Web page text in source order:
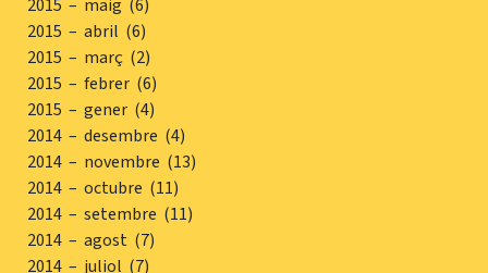
2015 – maig (6)
2015 – abril (6)
2015 – març (2)
2015 – febrer (6)
2015 – gener (4)
2014 – desembre (4)
2014 – novembre (13)
2014 – octubre (11)
2014 – setembre (11)
2014 – agost (7)
2014 – juliol (7)